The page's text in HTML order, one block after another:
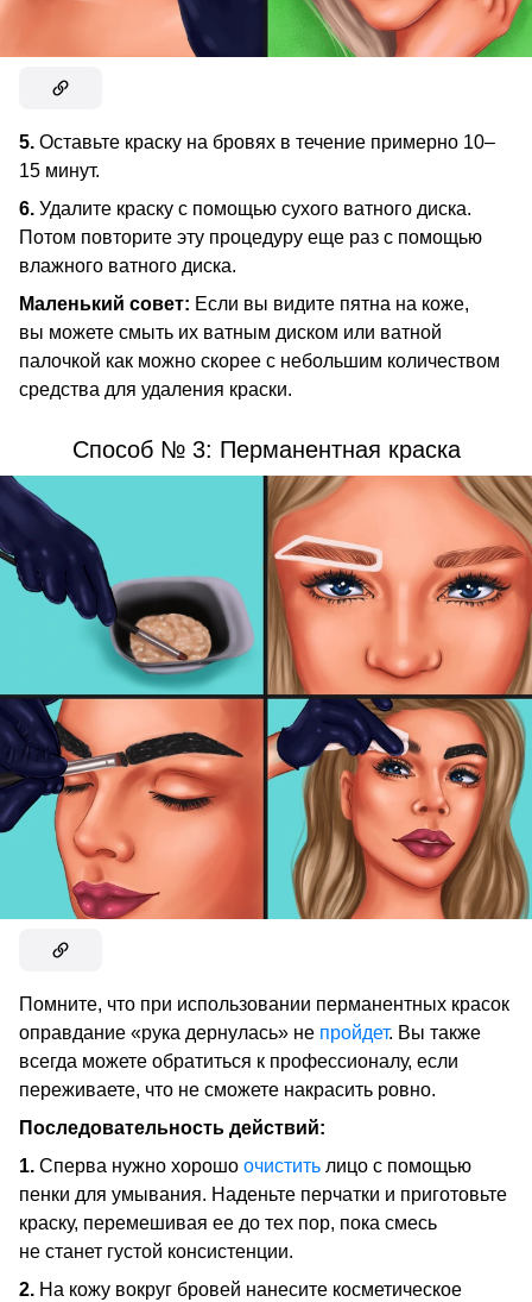
5. Оставьте краску на бровях в течение примерно 10–
15 минут.
6. Удалите краску с помощью сухого ватного диска.
Потом повторите эту процедуру еще раз с помощью
влажного ватного диска.
Маленький совет: Если вы видите пятна на коже,
вы можете смыть их ватным диском или ватной
палочкой как можно скорее с небольшим количеством
средства для удаления краски.
Способ № 3: Перманентная краска
Помните, что при использовании перманентных красок
оправдание «рука дернулась» не пройдет. Вы также
всегда можете обратиться к профессионалу, если
переживаете, что не сможете накрасить ровно.
Последовательность действий:
1. Сперва нужно хорошо очистить лицо с помощью
пенки для умывания. Наденьте перчатки и приготовьте
краску, перемешивая ее до тех пор, пока смесь
не станет густой консистенции.
2. На кожу вокруг бровей нанесите косметическое